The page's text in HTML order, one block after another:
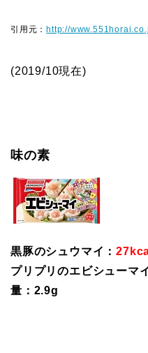
引用元：http://
(2019/10現在)
味の素
黒豚のシュウマイ：
プリプリのエビシューマ
量：2.9g